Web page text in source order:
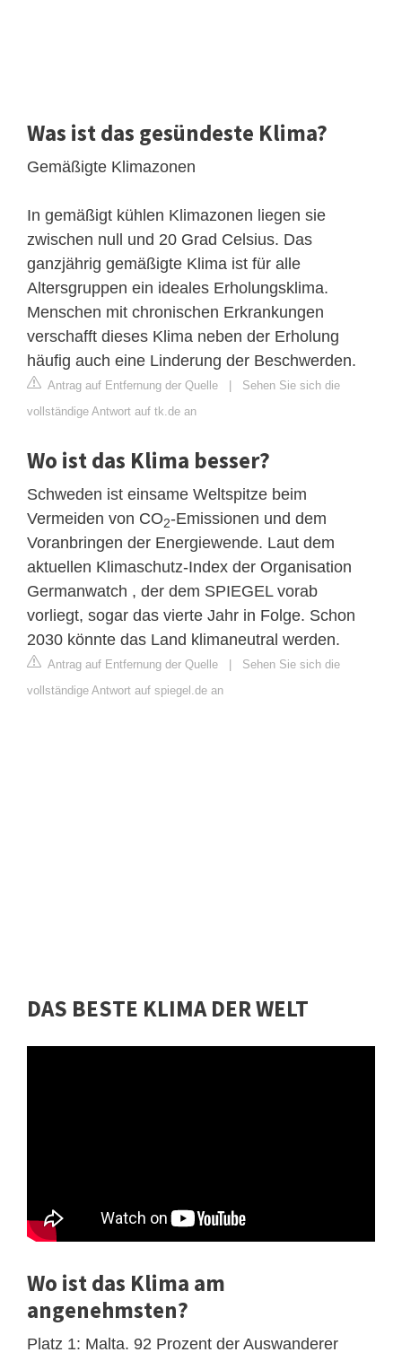
Was ist das gesündeste Klima?
Gemäßigte Klimazonen
In gemäßigt kühlen Klimazonen liegen sie
zwischen null und 20 Grad Celsius. Das
ganzjährig gemäßigte Klima ist für alle
Altersgruppen ein ideales Erholungsklima.
Menschen mit chronischen Erkrankungen
verschafft dieses Klima neben der Erholung
häufig auch eine Linderung der Beschwerden.
Antrag auf Entfernung der Quelle
Sehen Sie sich die
vollständige Antwort auf tk.de an
Wo ist das Klima besser?
Schweden ist einsame Weltspitze beim
Vermeiden von CO2-Emissionen und dem
Voranbringen der Energiewende. Laut dem
aktuellen Klimaschutz-Index der Organisation
Germanwatch , der dem SPIEGEL vorab
vorliegt, sogar das vierte Jahr in Folge. Schon
2030 könnte das Land klimaneutral werden.
Antrag auf Entfernung der Quelle
Sehen Sie sich die
vollständige Antwort auf spiegel.de an
DAS BESTE KLIMA DER WELT
Wo ist das Klima am
angenehmsten?
Platz 1: Malta. 92 Prozent der Auswanderer